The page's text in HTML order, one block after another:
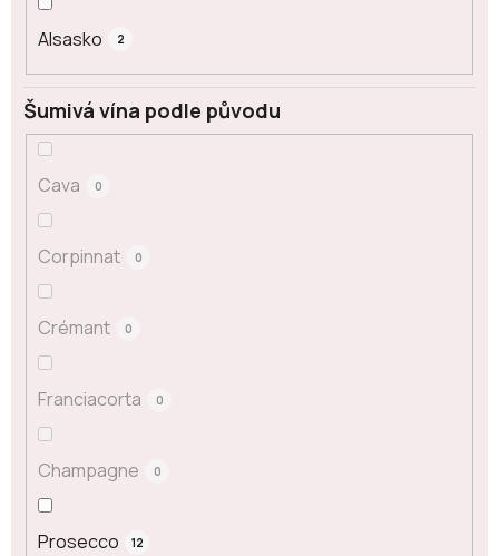
Alsasko 2
Šumivá vína podle původu
Cava 0
Corpinnat 0
Crémant 0
Franciacorta 0
Champagne 0
Prosecco 12